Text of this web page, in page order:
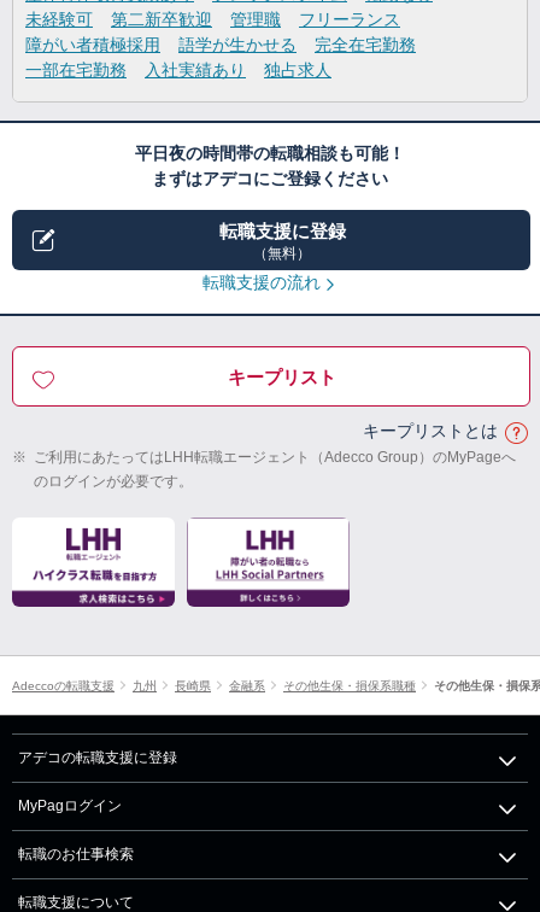
未経験可
第二新卒歓迎 管理職
フリーランス
障がい者積極採用
語学が生かせる
完全在宅勤務
一部在宅勤務
入社実績あり 独占求人
平日夜の時間帯の転職相談も可能！
まずはアデコにご登録ください
転職支援に登録
（無料）
転職支援の流れ
キープリスト
キープリストとは
※ ご利用にあたってはLHH転職エージェント（Adecco Group）のMyPageへ
のログインが必要です。
Adeccoの転職支援 九州 長崎県 金融系 その他生保・損保系職種 その他生保・損保
アデコの転職支援に登録
MyPagログイン
転職のお仕事検索
転職支援について